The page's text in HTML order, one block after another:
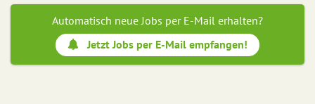
Automatisch neue Jobs per E-Mail erhalten?
Jetzt Jobs per E-Mail empfangen!